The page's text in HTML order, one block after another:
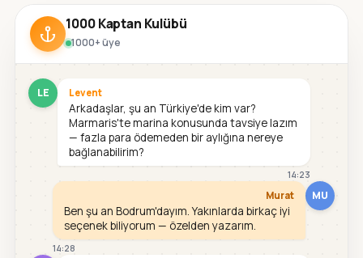
1000 Kaptan Kulübü
1000+ üye
LE Levent
Arkadaşlar, şu an Türkiye'de kim var?
Marmaris'te marina konusunda tavsiye lazım
— fazla para ödemeden bir aylığına nereye
bağlanabilirim?
14:23
MU
Murat
Ben şu an Bodrum'dayım. Yakınlarda birkaç iyi
seçenek biliyorum — özelden yazarım.
14:28